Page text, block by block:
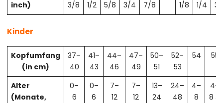
inch)
3/8
1/2
5/8
3/4
7/8
1/8
1/4
Kinder
Kopfumfang
(in cm)
37–
40
41–
43
44–
46
47–
49
50–
51
52–
53
54 55
Alter
(Monate,
0–
6
0–
6
7–
12
7–
12
13–
24
24–
48
4–
8
4–
8 J.